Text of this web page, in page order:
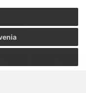
prístupnosti